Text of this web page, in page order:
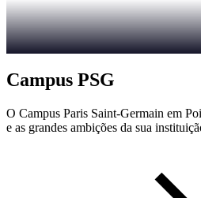
Campus PSG
O Campus Paris Saint-Germain em
e as grandes ambições da sua